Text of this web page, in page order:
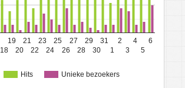
Hits Unieke bezoekers
18
19
20
21
22
23
24
25
26
27
28
29
30
31
1
2
3
4
5
6